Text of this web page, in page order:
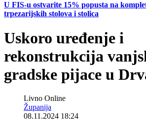
U FIS-u ostvarite 15% popusta na
trpezarijskih stolova i stolica
Uskoro uređenje i
rekonstrukcija
gradske pijace u
Livno Online
Županija
08.11.2024 18:24